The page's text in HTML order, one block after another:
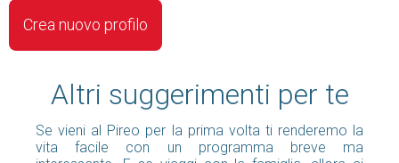
Altri suggerimenti per te
Se vieni al Pireo per la prima volta ti renderemo la
vita facile con un programma breve ma